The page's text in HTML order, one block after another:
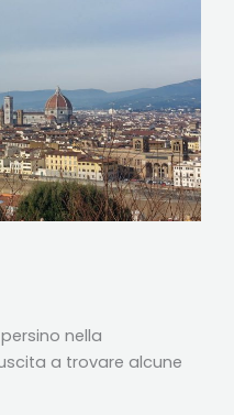
nella
a trovare alcune